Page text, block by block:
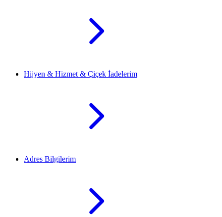
Hijyen & Hizmet & Çiçek İadelerim
Adres Bilgilerim